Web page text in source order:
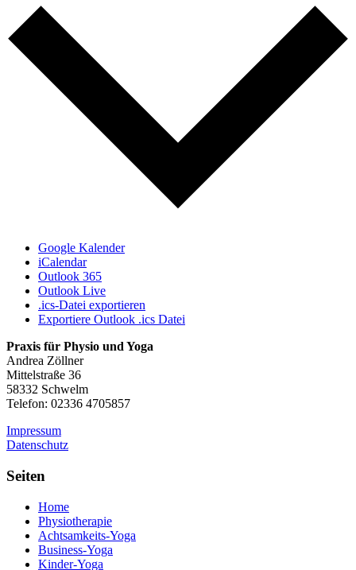
Google Kalender
iCalendar
Outlook 365
Outlook Live
.ics-Datei exportieren
Exportiere Outlook .ics Datei
Praxis für Physio und Yoga
Andrea Zöllner
Mittelstraße 36
58332 Schwelm
Telefon: 02336 4705857
Impressum
Datenschutz
Seiten
Home
Physiotherapie
Achtsamkeits-Yoga
Business-Yoga
Kinder-Yoga